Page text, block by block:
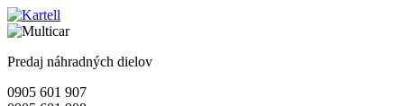
Skip
to
Predaj náhradných dielov
0905 601 907